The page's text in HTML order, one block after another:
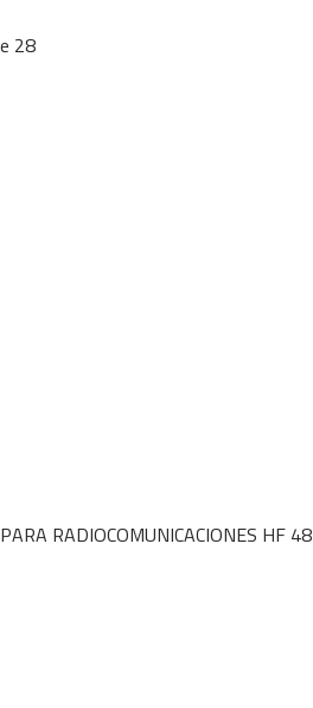
28
RADIOCOMUNICACIONES HF 48